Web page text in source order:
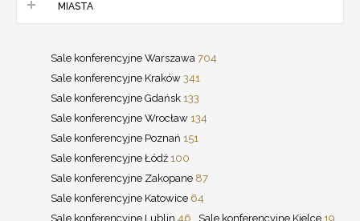
MIASTA
Sale konferencyjne Warszawa 704
Sale konferencyjne Kraków 341
Sale konferencyjne Gdańsk 133
Sale konferencyjne Wrocław 134
Sale konferencyjne Poznań 151
Sale konferencyjne Łódź 100
Sale konferencyjne Zakopane 87
Sale konferencyjne Katowice 64
Sale konferencyjne Lublin 46 Sale konferencyjne Kielce 19